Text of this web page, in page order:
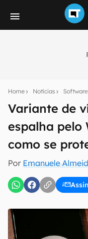
Home Notícias Software
Variante de
espalha pelo
como se
Por Emanuele
notícias e reviews
mão.
E-mail
Uso e Política de